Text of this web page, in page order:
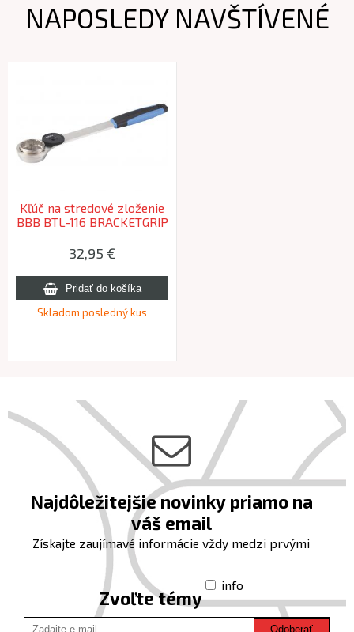
NAPOSLEDY NAVŠTÍVENÉ
Kľúč na stredové zloženie
BBB BTL-116 BRACKETGRIP
32,95 €
Skladom posledný kus
Najdôležitejšie novinky priamo na
váš email
Získajte zaujímavé informácie vždy medzi prvými
Zvoľte témy
info
Odoberať